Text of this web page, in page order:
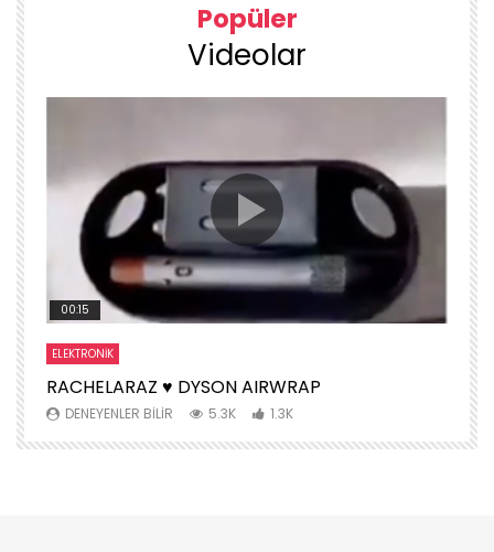
Popüler
Videolar
00:15
ELEKTRONIK
RACHELARAZ ♥️ DYSON AIRWRAP
DENEYENLER BILIR 5.3K 1.3K